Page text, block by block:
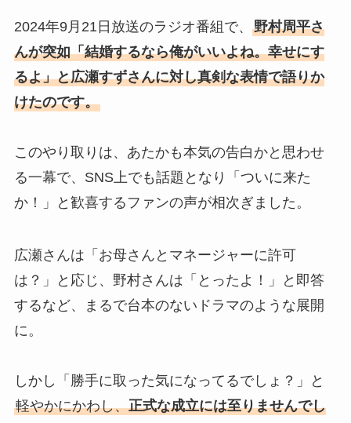
2024年9月21日放送のラジオ番組で、 野村周平さ
んが突如「結婚するなら俺がいいよね。幸せにす
るよ」と広瀬すずさんに対し真剣な表情で語りか
けたのです。
このやり取りは、あたかも本気の告白かと思わせ
る一幕で、SNS上でも話題となり「ついに来た
か！」と歓喜するファンの声が相次ぎました。
広瀬さんは「お母さんとマネージャーに許可
は？」と応じ、野村さんは「とったよ！」と即答
するなど、まるで台本のないドラマのような展開
に。
しかし「勝手に取った気になってるでしょ？」と
軽やかにかわし、正式な成立には至りませんでし